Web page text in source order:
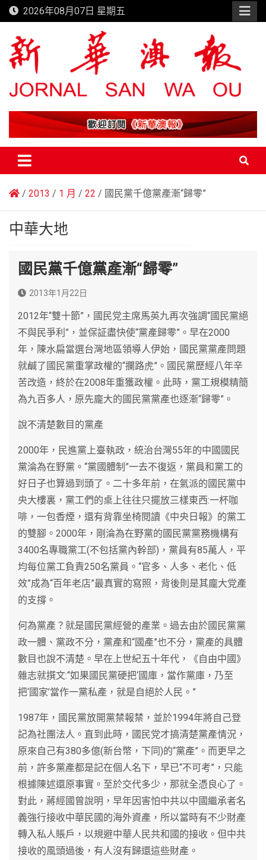
Skip
to
content
2026年08月07日 星期五
新華澳報
2013 1 月 22 國民黨千億黨產漸“歸零”
中華大地
國民黨千億黨產漸“歸零”
2013年1月22日
2012年“雙十節”，國民党主席馬英九再次強調“國民黨絕
不與民爭利”，並保証盡快使“黨產歸零”。早在2000
年，陳水扁當選台灣地區領導人伊始，國民黨黨產問題
就鹹了國民黨重掌政權的“攔路虎”。國民黨歷經八年辛
苦改造，終於在2008年重獲政權。此時，黨工規模精簡
為九百多人，原先龐大的國民黨黨產也逐漸“歸零”。
說不清楚數目的黨產
2000年，民進黨上臺執政，統治台灣55年的中國國民
黨淪為在野黨。“黨國體制”一去不復返，黨員和黨工的
好日子也算過到頭了。二十多年前，在氣派的國民黨中
央大樓裏，黨工們的桌上往往只擺放三樣東西:一杯咖
啡，一包香煙，還有背靠坐椅閱讀《中央日報》的黨工
的雙腳。2000年，剛淪為在野黨的國民黨黨務機構有
3400名專職黨工(不包括黨內幹部)，黨員有85萬人，平
均每位黨工負責250名黨員。“官多、人多、老化、低
效”成為“百年老店”最真實的寫照，背後則是其龐大党產
的支撐。
何為黨產？就是國民黨經營的產業。過去由於國民黨黨
政一體、黨政不分，黨產和“國產”也不分，黨產的具體
數目也說不清楚。早在上世紀五十年代，《自由中國》
雜志就撰文:“如果國民黨硬把‘國庫，當作黨庫，乃至
把‘國家’當作一黨私產，就是自絕於人民。”
1987年，國民黨放開黨禁報禁，並於1994年將自己登
記為社團法人。直到此時，國民党才搞清楚黨產情況，
原來自己有380多億(新台幣，下同)的“黨產”。而更早之
前，許多黨產都是記在個人名下，早已“不可考”，只能
根據陳述還原事實。至於交代多少，那就全憑良心了。
對此，蔣經國曾說明，早年因害怕中共以中國繼承者名
義強行接收中華民國的海外資產，所以當時有不少財產
轉入私人賬戶，以規避中華人民共和國的接收。但中共
接收的風頭過後，有人沒有歸還這些財產。